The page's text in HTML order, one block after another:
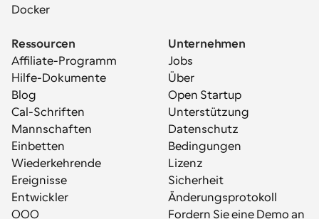
Docker
Ressourcen
Affiliate-Programm
Hilfe-Dokumente
Blog
Cal-Schriften
Mannschaften
Einbetten
Wiederkehrende
Ereignisse
Entwickler
OOO
Unternehmen
Jobs
Über
Open Startup
Unterstützung
Datenschutz
Bedingungen
Lizenz
Sicherheit
Änderungsprotokoll
Fordern Sie eine Demo an